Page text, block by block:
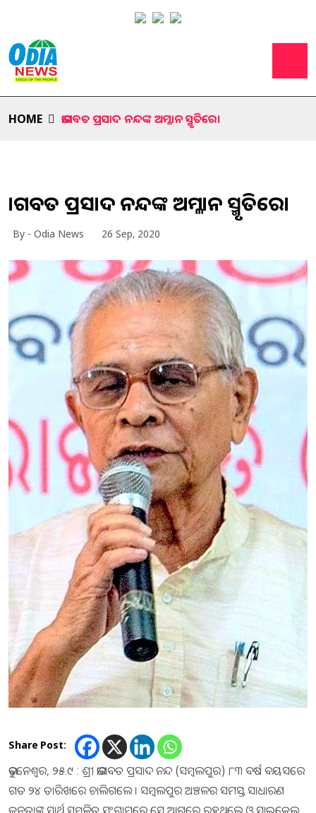
HOME ଭାଗବତ ପ୍ରସାଦ ନନ୍ଦଙ୍କ ଅମ୍ଳାନ ସ୍ମୃତିରେ।
ଭାଗବତ ପ୍ରସାଦ ନନ୍ଦଙ୍କ ଅମ୍ଳାନ ସ୍ମୃତିରେ।
By - Odia News 26 Sep, 2020
Share Post:
ଭୁବନେଶ୍ୱର, ୨୫.୯ : ଶ୍ରୀ ଭାଗବତ ପ୍ରସାଦ ନନ୍ଦ (ସମ୍ବଲପୁର) ୮୩ ବର୍ଷ ବୟସରେ
ଗତ ୨୪ ତାରିଖରେ ଚାଲିଗଲେ । ସମ୍ବଲପୁର ଅଞ୍ଚଳର ସମସ୍ତ ସାଧାରଣ